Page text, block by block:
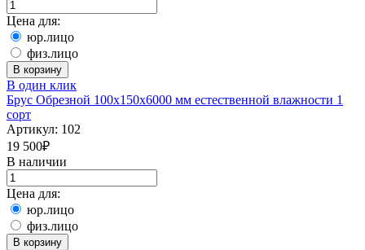
Цена для:
юр.лицо
физ.лицо
В корзину
В один клик
Брус Обрезной 100х150х6000 мм естественной влажности 1
сорт
Артикул: 102
19 500₽
В наличии
Цена для:
юр.лицо
физ.лицо
В корзину